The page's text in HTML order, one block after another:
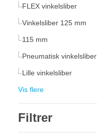
FLEX vinkelsliber
Vinkelsliber 125 mm
115 mm
Pneumatisk vinkelsliber
Lille vinkelsliber
Vis flere
Filtrer